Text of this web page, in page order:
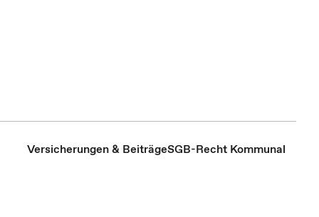
Versicherungen & BeiträgeSGB-Recht Kommunal